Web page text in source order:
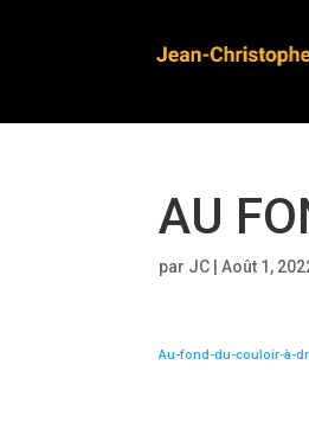
AU
par JC |Août 1,
Au-fond-du-couloir-à-